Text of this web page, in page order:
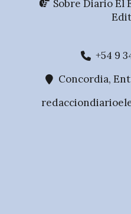
Sobre Diario El
+54 9
Concordia,